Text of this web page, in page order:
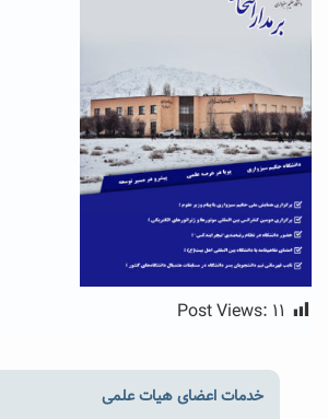
Post Views: ۱۱
خدمات اعضای هیات علمی